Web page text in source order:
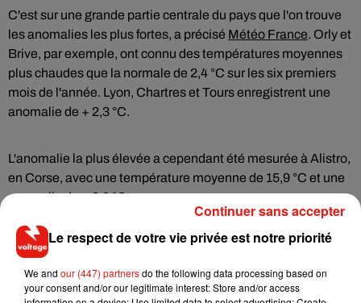
C'est sur une grande partie centrale du pays que l'on trouve
les anomalies les plus fortes, a précisé Météo France. Orly et
Brive, par exemple, ont connu des températures moyennes
plus chaudes que la normale de 2,4 °C sur les six premiers
mois de l'année. Lyon, Chartres et Tours enregistrent une
anomalie de + 2,3 °C.
L'anomalie la plus élevée a cependant été mesurée à Alistro,
en Corse, avec une température moyenne de 15,9 °C et une
anomalie de + 2,9 °C.
Le mois de juin qui s'achève n'a eu rien de remarquable, avec
Météo France.
Le respect de votre vie privée est notre priorité
We and our (447) partnersdo the following data processing based on
your consent and/or our legitimate interest: Store and/or access
Continuer sans accepter